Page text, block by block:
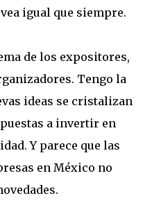
igual que siempre.
de los expositores,
Tengo la
ideas se cristalizan
a invertir en
Y parece que las
en México no